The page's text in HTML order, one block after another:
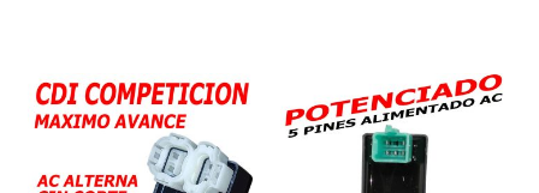
keeway
sl
200
202
Pietcard
2381